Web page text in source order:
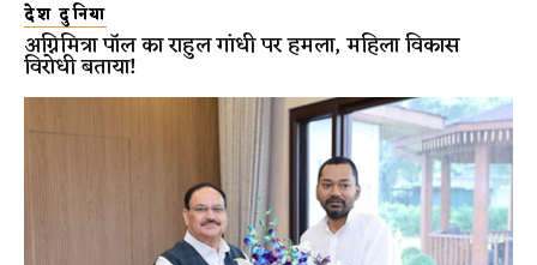
देश दुनिया
अग्निमित्रा पॉल का राहुल गांधी पर हमला, महिला विकास
विरोधी बताया!